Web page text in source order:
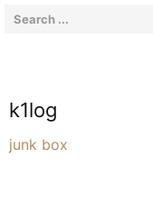
k1log
junk box